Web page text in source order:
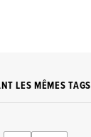
LES MÊMES TAGS